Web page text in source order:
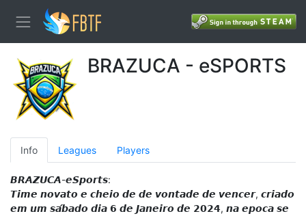
BRAZUCA - eSPORTS
Info Leagues Players
𝘽𝙍𝘼𝙕𝙐𝘾𝘼-𝙚𝙎𝙥𝙤𝙧𝙩𝙨:
𝙏𝙞𝙢𝙚 𝙣𝙤𝙫𝙖𝙩𝙤 𝙚 𝙘𝙝𝙚𝙞𝙤 𝙙𝙚 𝙙𝙚 𝙫𝙤𝙣𝙩𝙖𝙙𝙚 𝙙𝙚 𝙫𝙚𝙣𝙘𝙚𝙧, 𝙘𝙧𝙞𝙖𝙙𝙤
𝙚𝙢 𝙪𝙢 𝙨𝙖́𝙗𝙖𝙙𝙤 𝙙𝙞𝙖 𝟲 𝙙𝙚 𝙅𝙖𝙣𝙚𝙞𝙧𝙤 𝙙𝙚 𝟮𝟬𝟮𝟰, 𝙣𝙖 𝙚𝙥𝙤𝙘𝙖 𝙨𝙚